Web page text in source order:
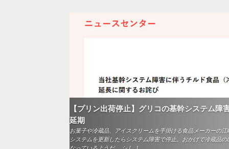
【プリン出荷停止】グリコの基幹システム
延期
お菓子や冷蔵品、アイスクリームを手掛ける食品メーカーの
システムを更新したらシステム障害で停止。おかげで冷蔵品